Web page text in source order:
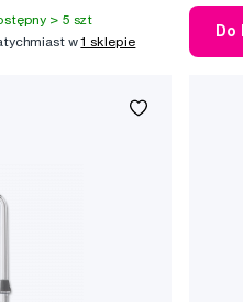
> 5 szt
w1 sklepie
Do